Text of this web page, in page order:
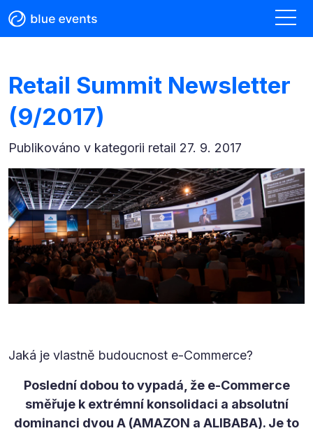
Retail Summit Newsletter
(9/2017)
Publikováno v kategorii retail 27. 9. 2017
Jaká je vlastně budoucnost e-Commerce?
Poslední dobou to vypadá, že e-Commerce
směřuje k extrémní konsolidaci a absolutní
dominanci dvou A (AMAZON a ALIBABA). Je to